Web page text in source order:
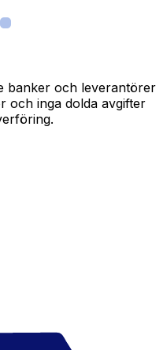
banker och leverantörer
och inga dolda avgifter